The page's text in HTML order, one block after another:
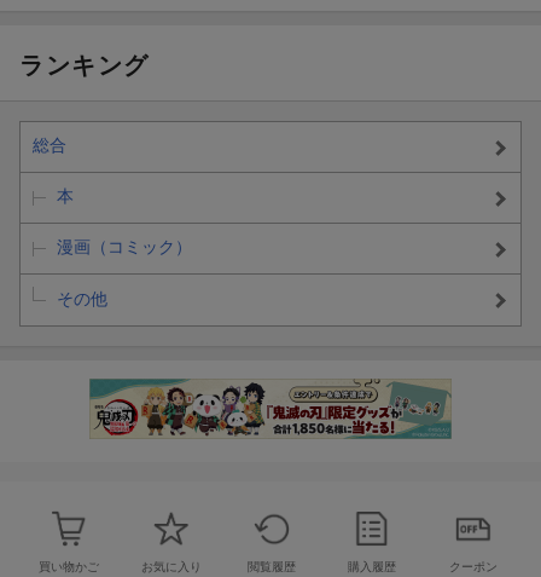
ランキング
総合
本
漫画（コミック）
その他
買い物かご お気に入り 閲覧履歴 購入履歴 クーポン